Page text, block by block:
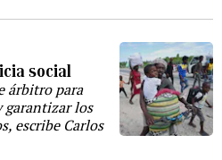
social
árbitro para
garantizar los
escribe Carlos